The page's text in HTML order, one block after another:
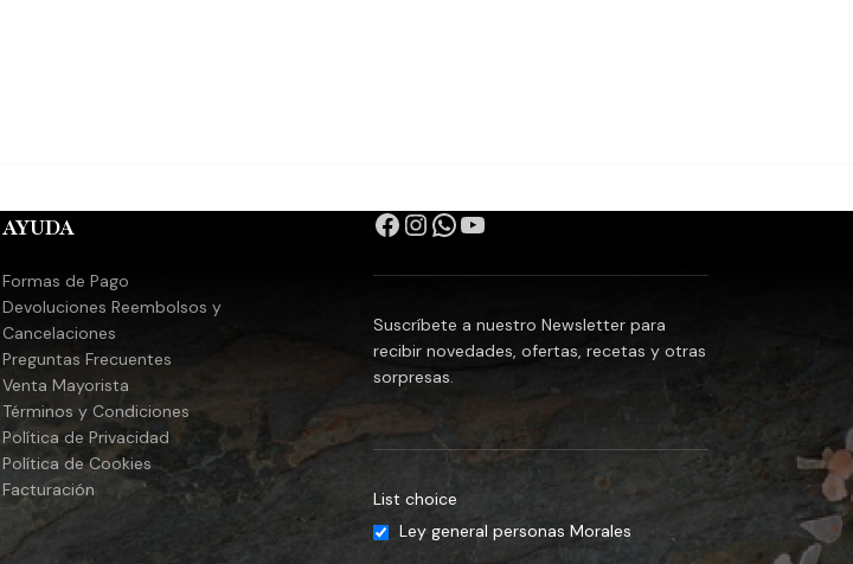
AYUDA
Formas de Pago
Devoluciones Reembolsos y
Cancelaciones
Preguntas Frecuentes
Venta Mayorista
Términos y Condiciones
Política de Privacidad
Política de Cookies
Facturación
Suscríbete a nuestro Newsletter para
recibir novedades, ofertas, recetas y otras
sorpresas.
List choice
Ley general personas Morales